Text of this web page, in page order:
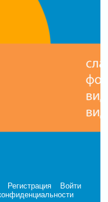
Регистрация
Войти